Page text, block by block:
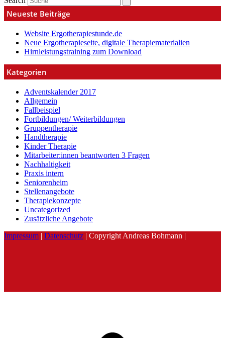
Neueste Beiträge
Website Ergotherapiestunde.de
Neue Ergotherapieseite, digitale Therapiematerialien
Hirnleistungstraining zum Download
Kategorien
Adventskalender 2017
Allgemein
Fallbeispiel
Fortbildungen/ Weiterbildungen
Gruppentherapie
Handtherapie
Kinder Therapie
Mitarbeiter:innen beantworten 3 Fragen
Nachhaltigkeit
Praxis intern
Seniorenheim
Stellenangebote
Therapiekonzepte
Uncategorized
Zusätzliche Angebote
Impressum | Datenschutz | Copyright Andreas Bohmann |